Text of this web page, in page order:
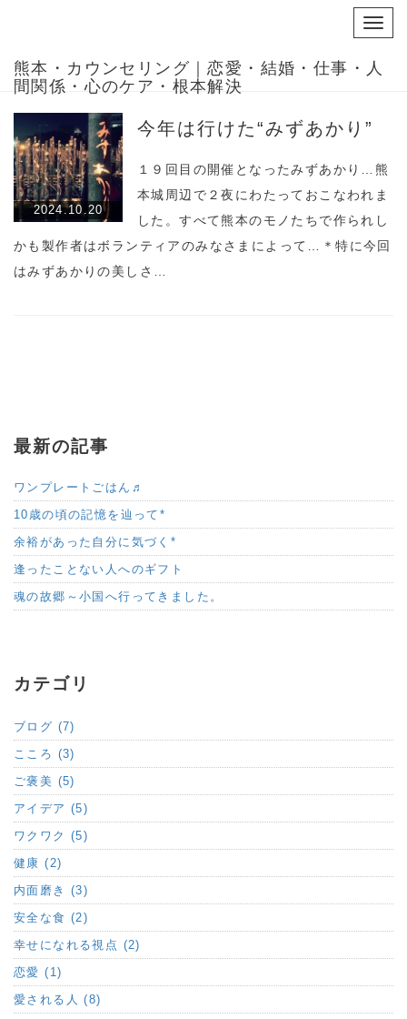
熊本・カウンセリング｜恋愛・結婚・仕事・人
間関係・心のケア・根本解決
2024.10.20
今年は行けた“みずあかり”
１９回目の開催となったみずあかり…熊
本城周辺で２夜にわたっておこなわれま
した。すべて熊本のモノたちで作られし
かも製作者はボランティアのみなさまによって…＊特に今回
はみずあかりの美しさ…
最新の記事
ワンプレートごはん♬
10歳の頃の記憶を辿って*
余裕があった自分に気づく*
逢ったことない人へのギフト
魂の故郷～小国へ行ってきました。
カテゴリ
ブログ (7)
こころ (3)
ご褒美 (5)
アイデア (5)
ワクワク (5)
健康 (2)
内面磨き (3)
安全な食 (2)
幸せになれる視点 (2)
恋愛 (1)
愛される人 (8)